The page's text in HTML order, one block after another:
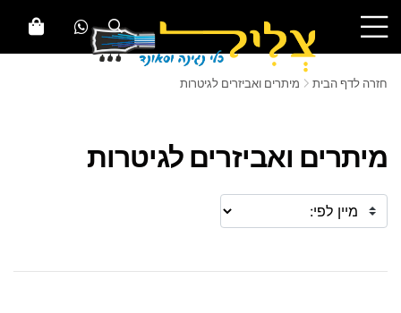
חזרה לדף הבית מיתרים ואביזרים לגיטרות
מיתרים ואביזרים לגיטרות